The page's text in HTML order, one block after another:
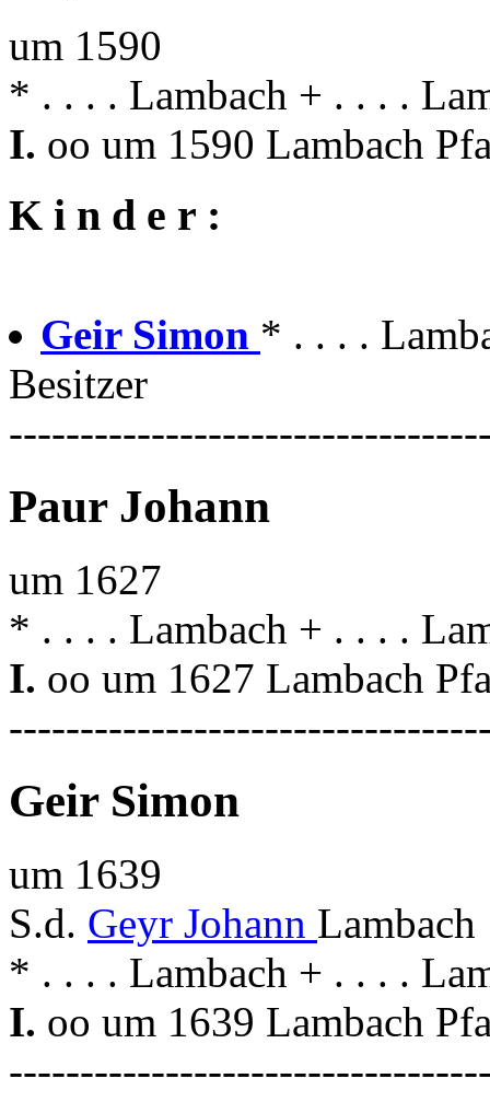
um 1590
* . . . . Lambach + . . . .
I. oo um 1590 Lambach
K i n d e r :
Geir Simon * . . . .
Besitzer
Paur Johann
um 1627
* . . . . Lambach + . . . .
I. oo um 1627 Lambach
Geir Simon
um 1639
S.d. Geyr Johann
* . . . . Lambach + . . . .
I. oo um 1639 Lambach